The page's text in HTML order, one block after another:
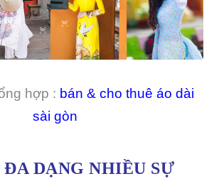
hợp : bán & cho thuê áo dài
sài gòn
DẠNG NHIỀU SỰ